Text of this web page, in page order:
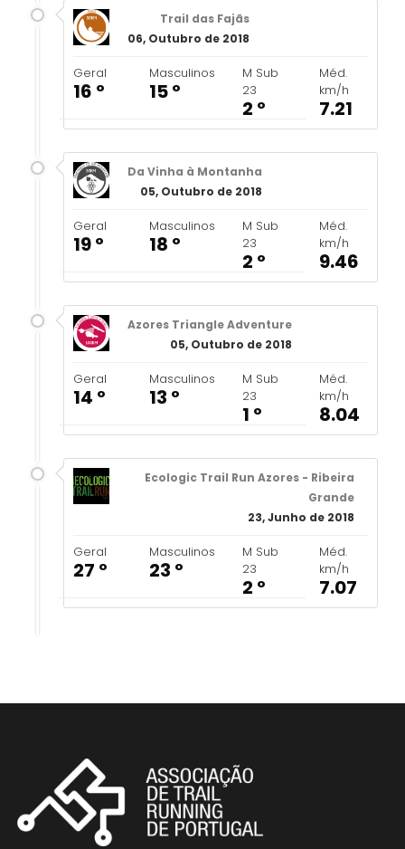
Trail das Fajãs
06, Outubro de 2018
Geral
16 º
Masculinos
15 º
M Sub
23
2 º
Méd.
km/h
7.21
Da Vinha à Montanha
05, Outubro de 2018
Geral
19 º
Masculinos
18 º
M Sub
23
2 º
Méd.
km/h
9.46
Azores Triangle Adventure
05, Outubro de 2018
Geral
14 º
Masculinos
13 º
M Sub
23
1 º
Méd.
km/h
8.04
Ecologic Trail Run Azores - Ribeira
Grande
23, Junho de 2018
Geral
27 º
Masculinos
23 º
M Sub
23
2 º
Méd.
km/h
7.07